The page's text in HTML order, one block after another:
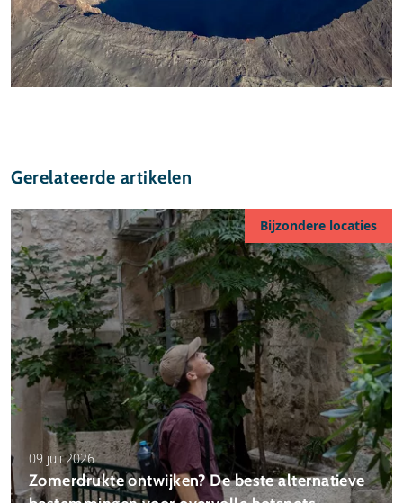
Gerelateerde artikelen
Bijzondere locaties
09 juli 2026
Zomerdrukte ontwijken? De beste alternatieve